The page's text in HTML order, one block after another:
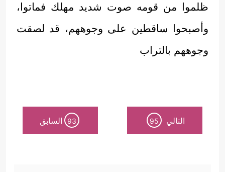
ظلموا من قومه صوت شديد مهلك فماتوا،
وأصبحوا ساقطين على وجوههم، قد لصقت
وجوههم بالتراب
التالي 95
93 السابق